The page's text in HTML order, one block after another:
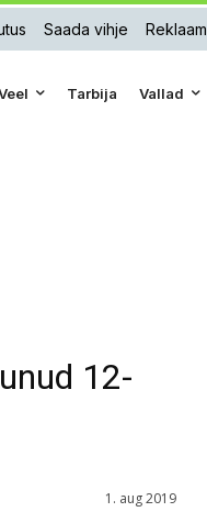
Saada vihje Reklaam
Tarbija Vallad
12-
1. aug 2019